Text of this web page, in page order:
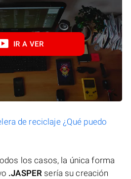
IR A VER
de reciclaje ¿Qué puedo
los casos, la única forma
.JASPER sería su creación